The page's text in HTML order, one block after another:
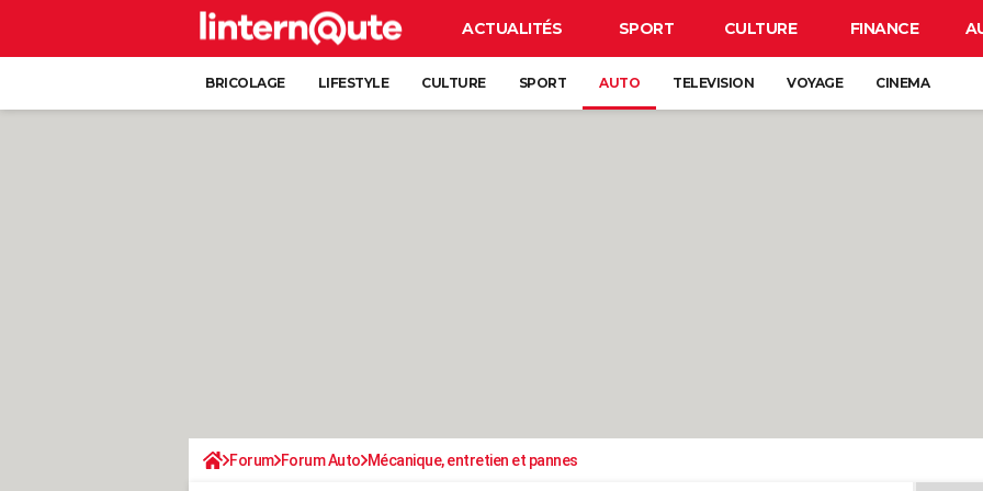
ACTUALITÉS SPORT CULTURE FINANCE
BRICOLAGE LIFESTYLE CULTURE SPORT AUTO TELEVISION VOYAGE CINEMA
Forum Forum Auto Mécanique, entretien et pannes